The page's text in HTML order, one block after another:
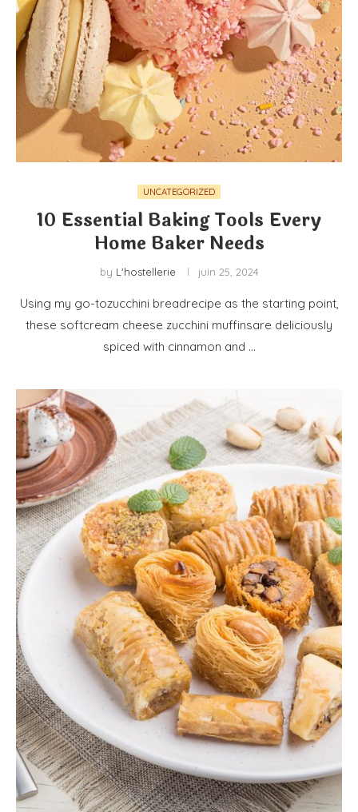
UNCATEGORIZED
10 Essential Baking Tools Every
Home Baker Needs
by L'hostellerie juin 25, 2024
Using my go-tozucchini breadrecipe as the starting point,
these softcream cheese zucchini muffinsare deliciously
spiced with cinnamon and …